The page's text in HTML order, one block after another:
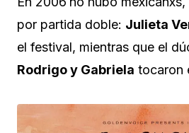
por partida doble: Julieta
el festival, mientras que el
Rodrigo y Gabriela tocaron